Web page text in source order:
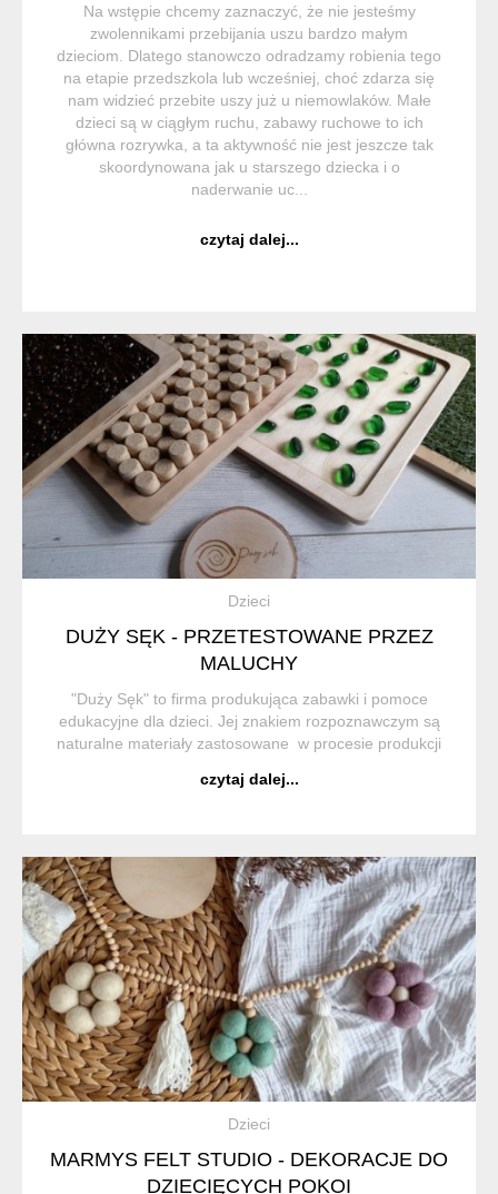
Na wstępie chcemy zaznaczyć, że nie jesteśmy
zwolennikami przebijania uszu bardzo małym
dzieciom. Dlatego stanowczo odradzamy robienia tego
na etapie przedszkola lub wcześniej, choć zdarza się
nam widzieć przebite uszy już u niemowlaków. Małe
dzieci są w ciągłym ruchu, zabawy ruchowe to ich
główna rozrywka, a ta aktywność nie jest jeszcze tak
skoordynowana jak u starszego dziecka i o
naderwanie uc...
czytaj dalej...
Dzieci
DUŻY SĘK - PRZETESTOWANE PRZEZ
MALUCHY
"Duży Sęk" to firma produkująca zabawki i pomoce
edukacyjne dla dzieci. Jej znakiem rozpoznawczym są
naturalne materiały zastosowane w procesie produkcji
projekty powstają "we ...
czytaj dalej...
Dzieci
MARMYS FELT STUDIO - DEKORACJE DO
DZIECIĘCYCH POKOI